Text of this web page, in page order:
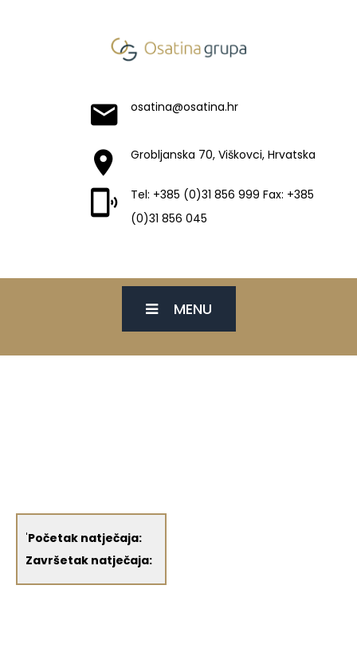
osatina@osatina.hr
Grobljanska 70, Viškovci, Hrvatska
Tel: +385 (0)31 856 999 Fax: +385
(0)31 856 045
MENU
'Početak natječaja:
Završetak natječaja: